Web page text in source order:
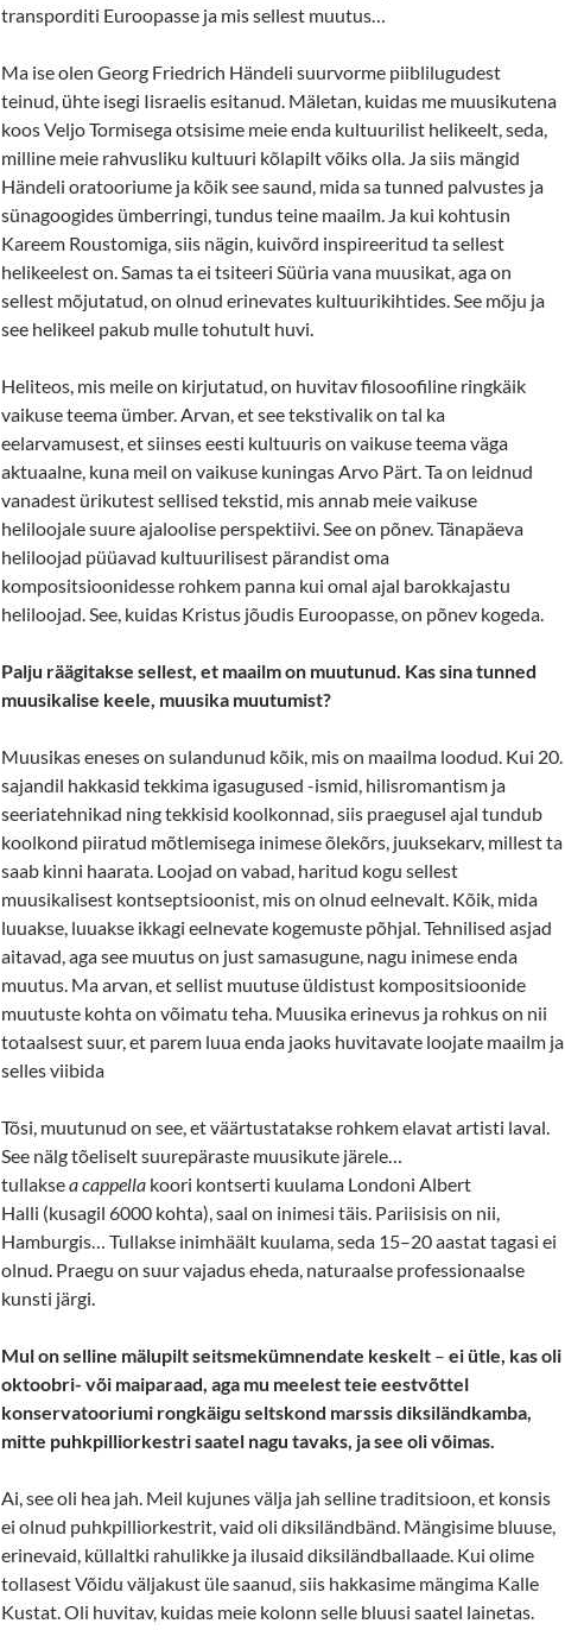
transporditi Euroopasse ja mis sellest muutus…
Ma ise olen Georg Friedrich Händeli suurvorme piiblilugudest
teinud, ühte isegi Iisraelis esitanud. Mäletan, kuidas me muusikutena
koos Veljo Tormisega otsisime meie enda kultuurilist helikeelt, seda,
milline meie rahvusliku kultuuri kõlapilt võiks olla. Ja siis mängid
Händeli oratooriume ja kõik see saund, mida sa tunned palvustes ja
sünagoogides ümberringi, tundus teine maailm. Ja kui kohtusin
Kareem Roustomiga, siis nägin, kuivõrd inspireeritud ta sellest
helikeelest on. Samas ta ei tsiteeri Süüria vana muusikat, aga on
sellest mõjutatud, on olnud erinevates kultuurikihtides. See mõju ja
see helikeel pakub mulle tohutult huvi.
Heliteos, mis meile on kirjutatud, on huvitav filosoofiline ringkäik
vaikuse teema ümber. Arvan, et see tekstivalik on tal ka
eelarvamusest, et siinses eesti kultuuris on vaikuse teema väga
aktuaalne, kuna meil on vaikuse kuningas Arvo Pärt. Ta on leidnud
vanadest ürikutest sellised tekstid, mis annab meie vaikuse
heliloojale suure ajaloolise perspektiivi. See on põnev. Tänapäeva
heliloojad püüavad kultuurilisest pärandist oma
kompositsioonidesse rohkem panna kui omal ajal barokkajastu
heliloojad. See, kuidas Kristus jõudis Euroopasse, on põnev kogeda.
Palju räägitakse sellest, et maailm on muutunud. Kas sina tunned
muusikalise keele, muusika muutumist?
Muusikas eneses on sulandunud kõik, mis on maailma loodud. Kui 20.
sajandil hakkasid tekkima igasugused -ismid, hilisromantism ja
seeriatehnikad ning tekkisid koolkonnad, siis praegusel ajal tundub
koolkond piiratud mõtlemisega inimese õlekõrs, juuksekarv, millest ta
saab kinni haarata. Loojad on vabad, haritud kogu sellest
muusikalisest kontseptsioonist, mis on olnud eelnevalt. Kõik, mida
luuakse, luuakse ikkagi eelnevate kogemuste põhjal. Tehnilised asjad
aitavad, aga see muutus on just samasugune, nagu inimese enda
muutus. Ma arvan, et sellist muutuse üldistust kompositsioonide
muutuste kohta on võimatu teha. Muusika erinevus ja rohkus on nii
totaalsest suur, et parem luua enda jaoks huvitavate loojate maailm ja
selles viibida
Tõsi, muutunud on see, et väärtustatakse rohkem elavat artisti laval.
See nälg tõeliselt suurepäraste muusikute järele…
tullaksea cappella koori kontserti kuulama Londoni Albert
Halli (kusagil 6000 kohta), saal on inimesi täis. Pariisisis on nii,
Hamburgis… Tullakse inimhäält kuulama, seda 15–20 aastat tagasi ei
olnud. Praegu on suur vajadus eheda, naturaalse professionaalse
kunsti järgi.
Mul on selline mälupilt seitsmekümnendate keskelt – ei ütle, kas oli
oktoobri- või maiparaad, aga mu meelest teie eestvõttel
konservatooriumi rongkäigu seltskond marssis diksiländkamba,
mitte puhkpilliorkestri saatel nagu tavaks, ja see oli võimas.
Ai, see oli hea jah. Meil kujunes välja jah selline traditsioon, et konsis
ei olnud puhkpilliorkestrit, vaid oli diksiländbänd. Mängisime bluuse,
erinevaid, küllaltki rahulikke ja ilusaid diksiländballaade. Kui olime
tollasest Võidu väljakust üle saanud, siis hakkasime mängima Kalle
Kustat. Oli huvitav, kuidas meie kolonn selle bluusi saatel lainetas.